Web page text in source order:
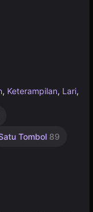
, Keterampilan, Lari,
Tombol 89